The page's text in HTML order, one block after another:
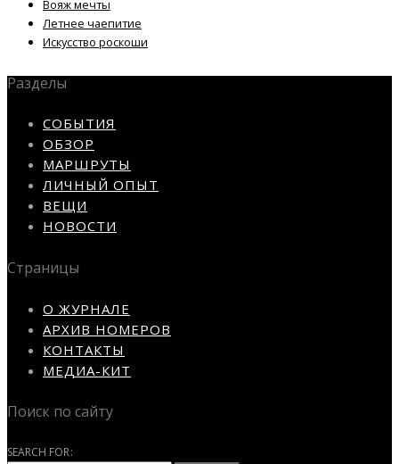
Вояж мечты
Летнее чаепитие
Искусство роскоши
Разделы
СОБЫТИЯ
ОБЗОР
МАРШРУТЫ
ЛИЧНЫЙ ОПЫТ
ВЕЩИ
НОВОСТИ
Страницы
О ЖУРНАЛЕ
АРХИВ НОМЕРОВ
КОНТАКТЫ
МЕДИА-КИТ
Поиск по сайту
SEARCH FOR: